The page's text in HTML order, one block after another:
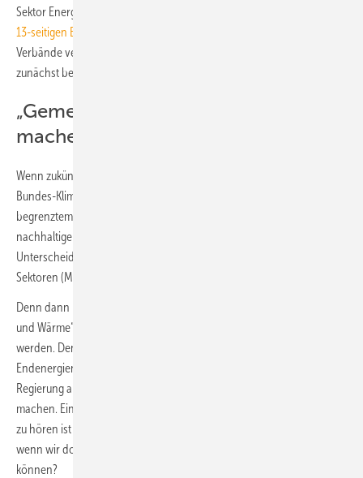
Sektor Energiewirtschaft? Denn, wenn man die
13-seitigen BMWK/BMWSB-Konzept
Verbände verstehen will, stellen sich zuvor einige Fragen, die
zunächst beantwortet werden sollten:
„Gemeinsam“ verantwortlich
machen
Wenn zukünftig (am besten 2035 und spätestens 2045) nach dem
Bundes-Klimaschutzgesetz alle Energie aus Sonne, Wind und in
begrenztem Umfang aus „fester, flüssiger oder gasförmiger
nachhaltiger Biomasse (was ist das?)“ stammen soll, dann macht die
Unterscheidung der Emissionsminderung in den verschiedenen
Sektoren (Ministerien) wirklich keinen großen Sinn mehr.
Denn dann könnten alle Emissionen des „Gebäudesektors für Strom
und Wärme“ nur noch dem Sektor „Energiewirtschaft“ zugeordnet
werden. Denn es gibt dann ja fast nur noch Strom und Fernwärme als
Endenergien. Daraus folgt: Alle beteiligten Ministerien bzw. die
Regierung als Gesamtheit müssen sich „gemeinsam“ verantwortlich
machen. Ein Adjektiv, das heute in jedem zweiten Satz von Politikern
zu hören ist . Macht die Zuordnung der Verantwortlichkeit noch Sinn,
wenn wir doch alles „gemeinsam“ erreichen wollen und auch
können?